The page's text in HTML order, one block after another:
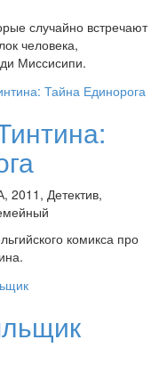
случайно встречают
человека,
Миссисипи.
2011, Детектив,
комикса про